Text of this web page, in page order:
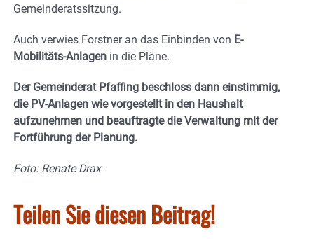
Gemeinderatssitzung.
Auch verwies Forstner an das Einbinden von E-
Mobilitäts-Anlagen in die Pläne.
Der Gemeinderat Pfaffing beschloss dann einstimmig,
die PV-Anlagen wie vorgestellt in den Haushalt
aufzunehmen und beauftragte die Verwaltung mit der
Fortführung der Planung.
Foto: Renate Drax
Teilen Sie diesen Beitrag!